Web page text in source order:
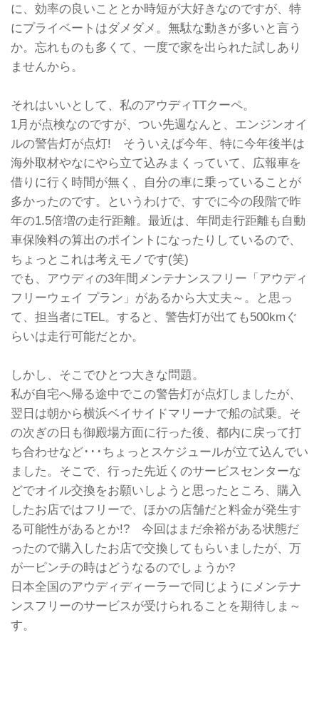
に、効率の良いこととか時短が大好きなのですが、特
にプライベートはダメダメ。無駄な動きが多いと言う
か。忘れものも多くて、一度で家を出られた試しあり
ませんから。
それはいいとして、私のアウディTTクーペ。
1月が点検なのですが、つい先週なんと、エンジンオイ
ルの警告灯が点灯! そういえば今年、特に今年後半は
海外取材やなにやら立て込みまくっていて、広報車を
借りに行く時間が無く、自分の車に乗っていることが
多かったのです。というわけで、すでに今の段階で昨
年の1.5倍増の走行距離。最近は、年間走行距離も自動
車保険料の算出のポイントになったりしているので、
ちょっとこれは考えモノです(笑)
でも、アウディの3年間メンテナンスフリー「アウディ
フリーウェイ プラン」があるから大丈夫～。と思っ
て、担当者にTEL。すると、警告灯が出ても500kmぐ
らいは走行可能だとか。
しかし、そこでひとつ大きな問題。
私が自宅へ帰る途中でこの警告灯が点灯しましたが、
翌日は朝から横浜ベイサイドマリーナで船の試乗。そ
の次ぎの日も御殿場方面に行った後、都内に戻って打
ち合わせなど･･･ちょっとスケジュールが立て込んでい
ました。そこで、行った先近くのサービスセンターな
どでオイル交換をお願いしようと思ったところ、購入
したお店ではフリーで、ほかの店舗だと料金が発生す
る可能性があるとか!? 今回はまだ余裕がある状態だ
ったので購入したお店で交換してもらいましたが、万
が一ピンチの時はどうなるのでしょうか?
日本全国のアウディディーラーで同じようにメンテナ
ンスフリーのサービスが受けられることを期待しま～
す。